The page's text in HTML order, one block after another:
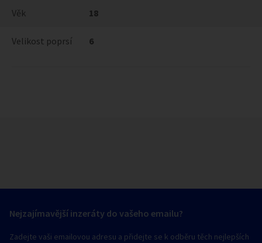
Věk 18
Velikost poprsí 6
Nejzajímavější inzeráty do vašeho emailu?
Zadejte vaši emailovou adresu a přidejte se k odběru těch nejlepších